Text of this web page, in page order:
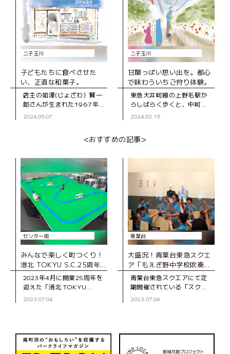
二子玉川
子どもたちに食べさせた
い、正直な和菓子。
店主の如澤(じょざわ）賢一
郎さんが生まれた1967年
に、二子玉川商店街に移転
ば、いい和菓子ができる」
2024.05.07
二子玉川
甘酸っぱい思い出を。都心
で味わういちご狩り体験。
東急大井町線の上野毛駅か
らしばらく歩くと、中町の
閑静な住宅地の一角に立つ
が、予約制でいちご狩りが
2024.02.15
<おすすめの記事>
センター南
みんなで楽しく町つくり！
港北 TOKYU S.C.25周年記
念イベント「ぼくとわたし
の町つくり」レポート
2023年4月に開業25周年を
迎えた「港北 TOKYU
S.C.」。アニバーサリーイ
され
2023.07.04
青葉台
大盛況！青葉台東急スクエ
ア「もえぎ野中学校吹奏楽
部コンサート」レポート
青葉台東急スクエアにて定
期開催されている「スクエ
アコンサート」。地元の吹
は、2023年4
2023.07.04